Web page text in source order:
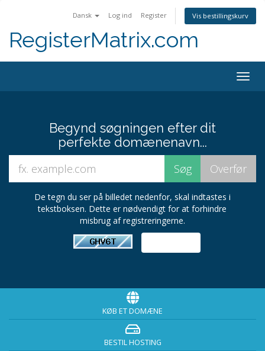
Dansk Log ind Register Vis bestillingskurv
RegisterMatrix.com
Begynd søgningen efter dit
perfekte domænenavn...
De tegn du ser på billedet nedenfor, skal indtastes i
tekstboksen. Dette er nødvendigt for at forhindre
misbrug af registreringerne.
KØB ET DOMÆNE
BESTIL HOSTING